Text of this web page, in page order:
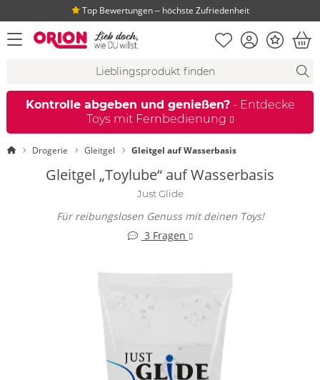
Top Bewertungen ‒ höchste Zufriedenheit
Menü öffnen Merkliste
KontoBonus
Kontrolle abgeben und genießen?- Entdecke
Toys mit Fernbedienung
Startseite
Drogerie Gleitgel Gleitgel auf Wasserbasis
Gleitgel „Toylube“ auf Wasserbasis
Just Glide
Für reibungslosen Genuss mit deinen Toys!
3 Fragen